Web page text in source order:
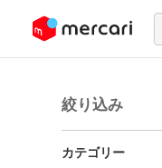
ツにスキップ
絞り込み
カテゴリー